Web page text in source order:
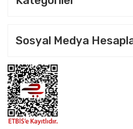
Sosyal Medya